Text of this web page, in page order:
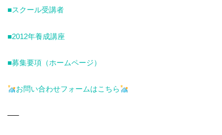
■スクール受講者
■2012年養成講座
■募集要項（ホームページ）
お問い合わせフォームはこちら
—–